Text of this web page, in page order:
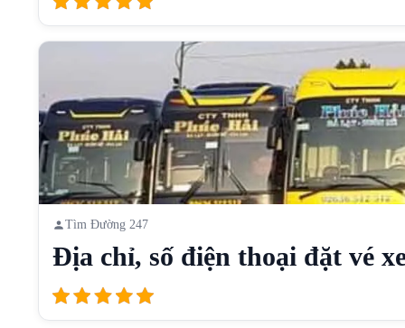
Tìm Đường 247
Địa chỉ, số điện thoại đặt vé